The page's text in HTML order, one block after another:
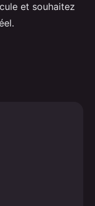
et souhaitez